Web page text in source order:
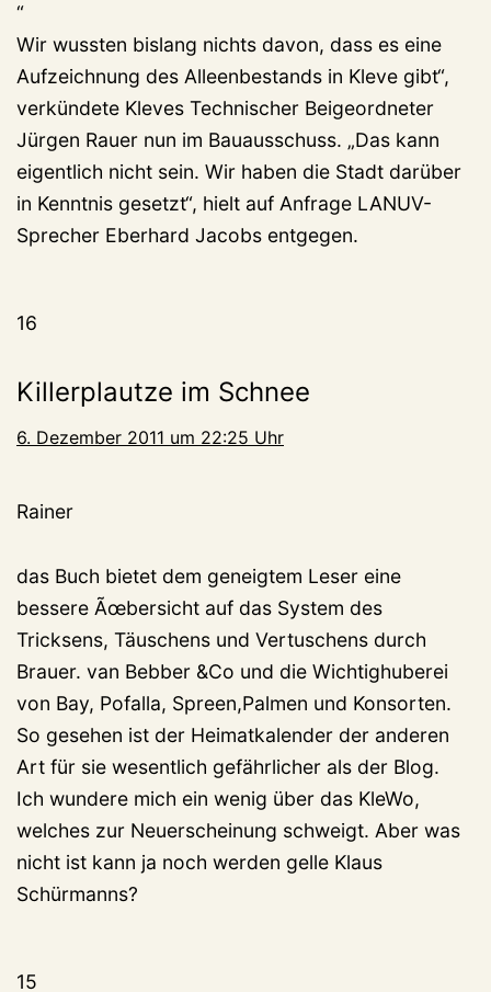
“
Wir wussten bislang nichts davon, dass es eine
Aufzeichnung des Alleenbestands in Kleve gibt“,
verkündete Kleves Technischer Beigeordneter
Jürgen Rauer nun im Bauausschuss. „Das kann
eigentlich nicht sein. Wir haben die Stadt darüber
in Kenntnis gesetzt“, hielt auf Anfrage LANUV-
Sprecher Eberhard Jacobs entgegen.
16
Killerplautze im Schnee
6. Dezember 2011 um 22:25 Uhr
Rainer
das Buch bietet dem geneigtem Leser eine
bessere Ãœbersicht auf das System des
Tricksens, Täuschens und Vertuschens durch
Brauer. van Bebber &Co und die Wichtighuberei
von Bay, Pofalla, Spreen,Palmen und Konsorten.
So gesehen ist der Heimatkalender der anderen
Art für sie wesentlich gefährlicher als der Blog.
Ich wundere mich ein wenig über das KleWo,
welches zur Neuerscheinung schweigt. Aber was
nicht ist kann ja noch werden gelle Klaus
Schürmanns?
15